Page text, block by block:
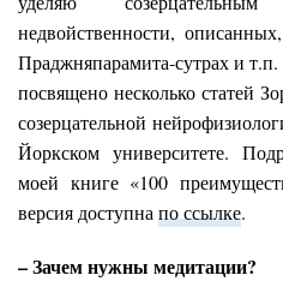
недвойственности,
Праджняпарамита-сутрах и
посвящено несколько статей
созерцательной
Йоркском университете.
моей книге «100
версия доступнапо ссылке.
– Зачем нужны медитации?